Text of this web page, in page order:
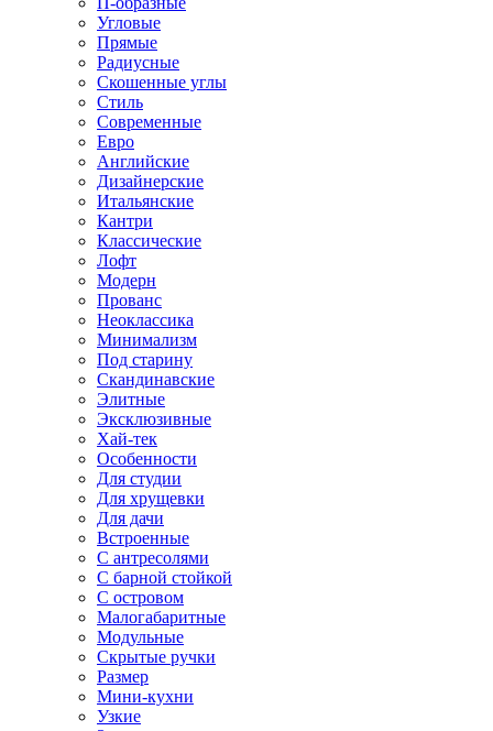
Угловые
Прямые
Радиусные
Скошенные углы
Стиль
Современные
Евро
Английские
Дизайнерские
Итальянские
Кантри
Классические
Лофт
Модерн
Прованс
Неоклассика
Минимализм
Под старину
Скандинавские
Элитные
Эксклюзивные
Хай-тек
Особенности
Для студии
Для хрущевки
Для дачи
Встроенные
С антресолями
С барной стойкой
С островом
Малогабаритные
Модульные
Скрытые ручки
Размер
Мини-кухни
Узкие